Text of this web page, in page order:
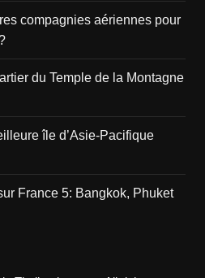
compagnies aériennes pour
du Temple de la Montagne
île d’Asie-Pacifique
France 5: Bangkok, Phuket